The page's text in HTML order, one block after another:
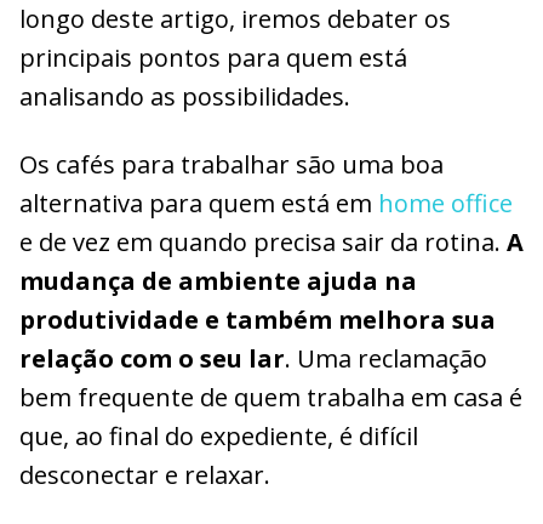
longo deste artigo, iremos debater os
principais pontos para quem está
analisando as possibilidades.
Os cafés para trabalhar são uma boa
alternativa para quem está em home office
e de vez em quando precisa sair da rotina. A
mudança de ambiente ajuda na
produtividade e também melhora sua
relação com o seu lar. Uma reclamação
bem frequente de quem trabalha em casa é
que, ao final do expediente, é difícil
desconectar e relaxar.